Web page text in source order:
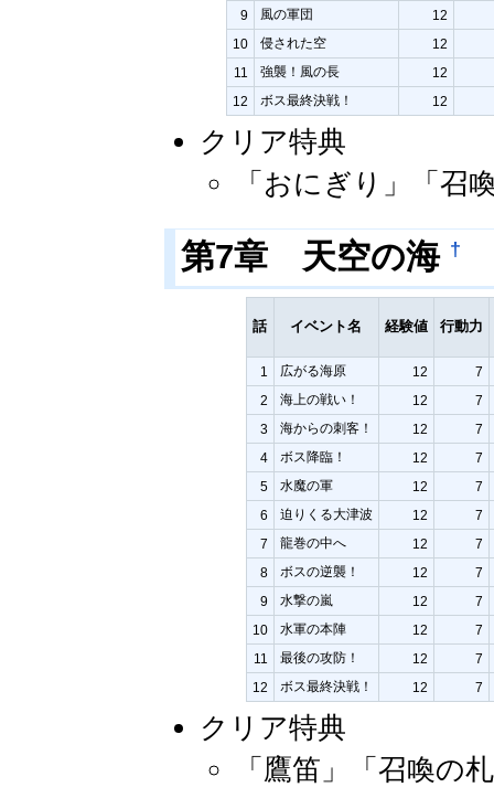
9 風の軍団
12
10
侵された空
12
11
強襲！風の長
12
12
ボス最終決戦！ 12
クリア特典
「おにぎり」「召
第7章 天空の海 †
話 イベント名 経験値 行動力
1 広がる海原 12
7
2
海上の戦い！ 12
7
3
海からの刺客！ 12
7
4
ボス降臨！ 12
7
5
水魔の軍 12
7
6
迫りくる大津波 12
7
7
龍巻の中へ 12
7
8
ボスの逆襲！ 12
7
9
水撃の嵐 12
7
10
水軍の本陣 12
7
11
最後の攻防！ 12
7
12
ボス最終決戦！ 12 7
クリア特典
「鷹笛」「召喚の